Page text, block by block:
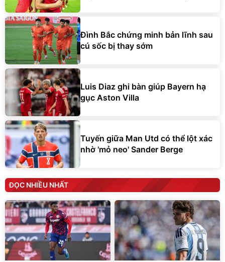
Đình Bắc chứng minh bản lĩnh sau
cú sốc bị thay sớm
Luis Diaz ghi bàn giúp Bayern hạ
gục Aston Villa
Tuyến giữa Man Utd có thể lột xác
nhờ 'mỏ neo' Sander Berge
ĐỌC NHIỀU NHẤT